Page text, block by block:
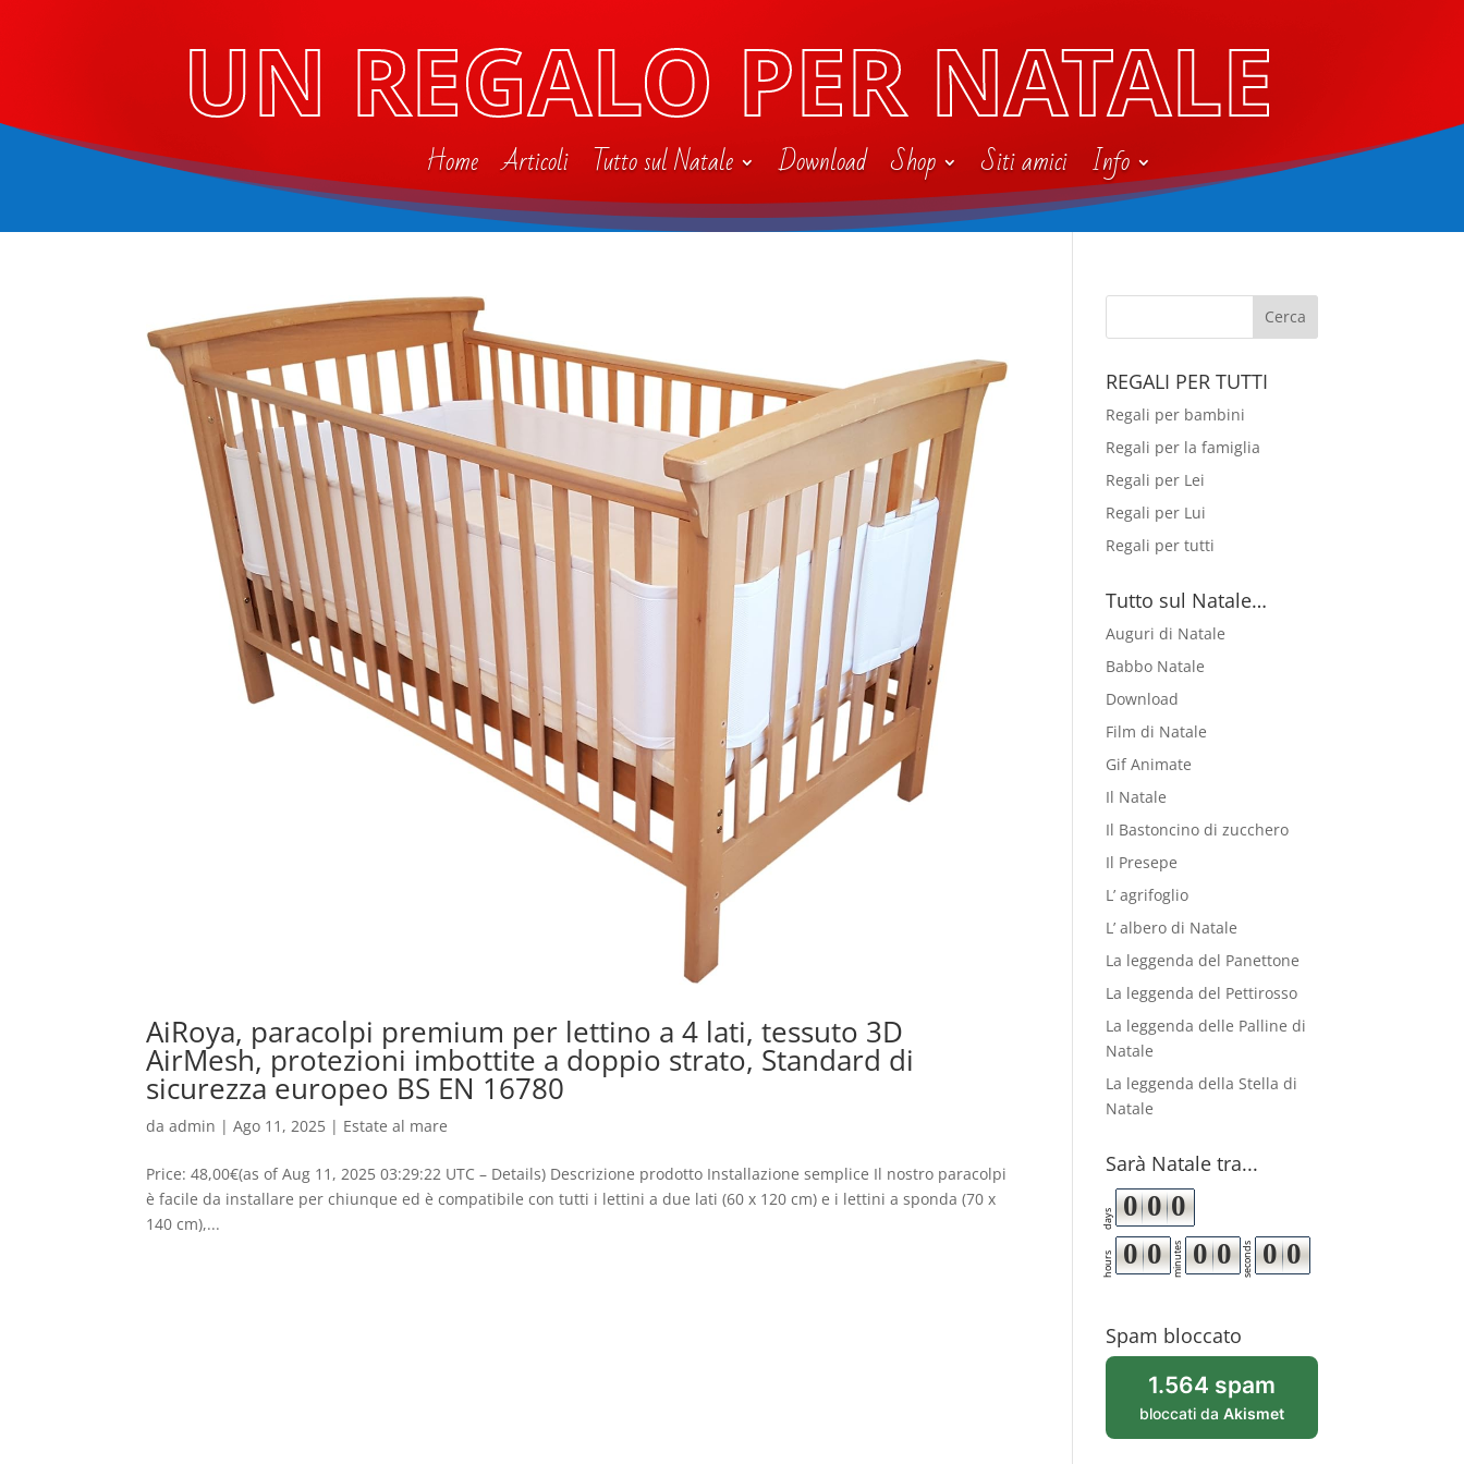
UN REGALO PER NATALE
Home Articoli Tutto sul Natale Download Shop Siti amici Info
AiRoya, paracolpi premium per lettino a 4 lati, tessuto 3D
AirMesh, protezioni imbottite a doppio strato, Standard di
sicurezza europeo BS EN 16780
daadmin |Ago 11, 2025 | Estate al mare
Price: 48,00€(as of Aug 11, 2025 03:29:22 UTC – Details) Descrizione prodotto Installazione semplice Il nostro paracolpi
è facile da installare per chiunque ed è compatibile con tutti i lettini a due lati (60 x 120 cm) e i lettini a sponda (70 x
140 cm),...
REGALI PER TUTTI
Regali per bambini
Regali per la famiglia
Regali per Lei
Regali per Lui
Regali per tutti
Tutto sul Natale…
Auguri di Natale
Babbo Natale
Download
Film di Natale
Gif Animate
Il Natale
Il Bastoncino di zucchero
Il Presepe
L’ agrifoglio
L’ albero di Natale
La leggenda del Panettone
La leggenda del Pettirosso
La leggenda delle Palline di
Natale
La leggenda della Stella di
Natale
Sarà Natale tra...
days 0 0 0
hours 0 0 minutes 0 0 seconds 0 0
Spam bloccato
1.564 spam
bloccati da Akismet